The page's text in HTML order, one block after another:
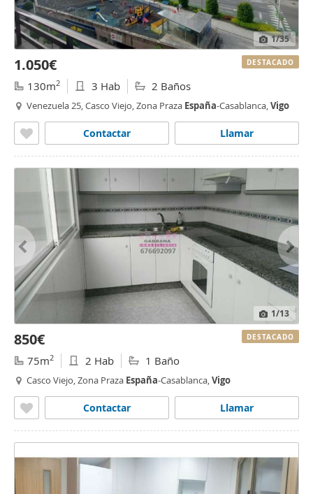
1/35
1.050€
130m2 3 Hab 2 Baños
Venezuela 25, Casco Viejo, Zona Praza España-Casablanca,Vigo
Llamar
Contactar
DESTACADO
1/13
850€
75m2 2 Hab 1 Baño
Casco Viejo, Zona Praza España-Casablanca,Vigo
Llamar
Contactar
DESTACADO